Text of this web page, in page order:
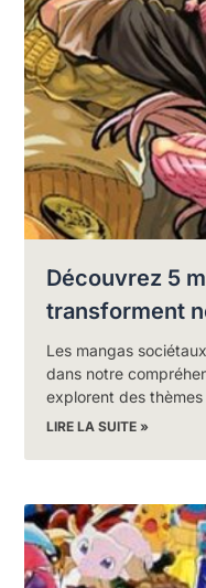
Découvrez 5
transforment
Les mangas
dans notre
explorent des
LIRE LA SUITE »